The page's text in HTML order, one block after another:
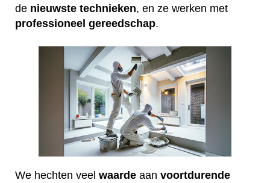
de nieuwste technieken, en ze werken met
professioneel gereedschap.
We hechten veel waarde aan voortdurende